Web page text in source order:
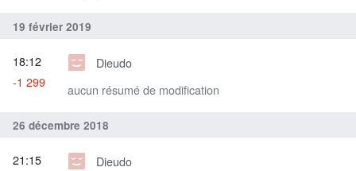
19 février 2019
Dieudo
aucun résumé de modification
18:12
-1 299
26 décembre 2018
Dieudo
21:15